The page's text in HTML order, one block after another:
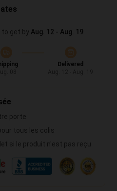
to get by Aug. 12 - Aug. 19
Delivered
porte
tous les colis
si le produit n'est pas reçu